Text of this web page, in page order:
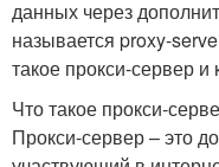
данных через
называется proxy-
такое прокси-сервер и
Что такое прокси-
Прокси-сервер – это